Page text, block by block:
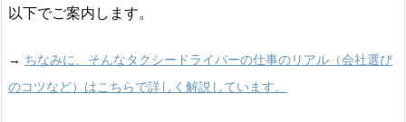
以下でご案内します。
→ ちなみに、そんなタクシードライバーの仕事のリアル（会社選び
のコツなど）はこちらで詳しく解説しています。